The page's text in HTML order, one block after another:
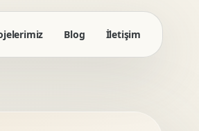
Blog İletişim